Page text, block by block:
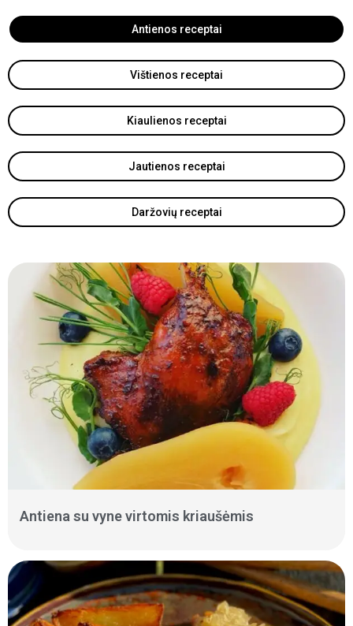
Antienos receptai
Vištienos receptai
Kiaulienos receptai
Jautienos receptai
Daržovių receptai
Antiena su vyne virtomis kriaušėmis